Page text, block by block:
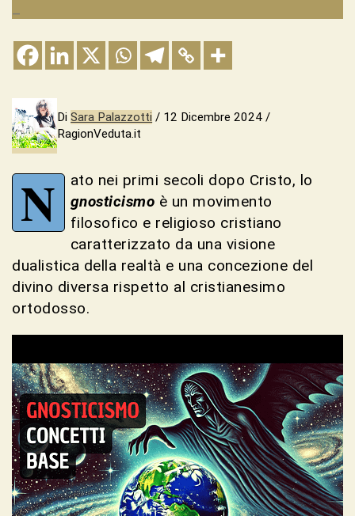
DiSara Palazzotti / 12 Dicembre 2024 /
RagionVeduta.it
N
ato nei primi secoli dopo Cristo, lo
gnosticismo è un movimento
filosofico e religioso cristiano
caratterizzato da una visione
dualistica della realtà e una concezione del
divino diversa rispetto al cristianesimo
ortodosso.